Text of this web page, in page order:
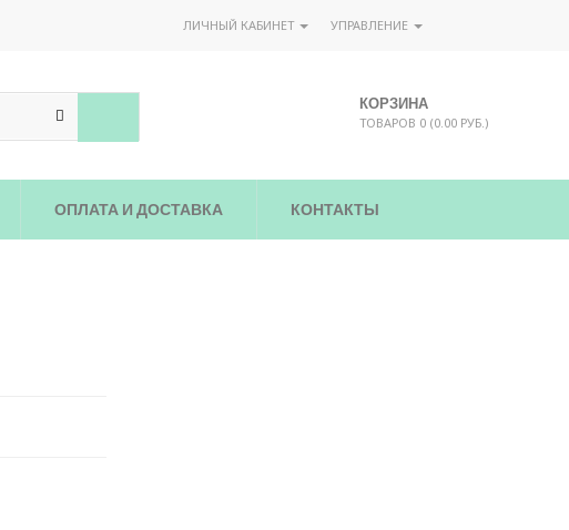
ЛИЧНЫЙ КАБИНЕТ УПРАВЛЕНИЕ
КОРЗИНА
ТОВАРОВ 0 (0.00 РУБ.)
ОПЛАТА И ДОСТАВКА КОНТАКТЫ